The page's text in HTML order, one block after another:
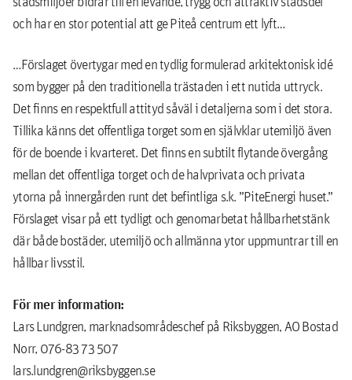
och har en stor potential att ge Piteå centrum ett lyft…
…Förslaget övertygar med en tydlig formulerad arkitektonisk idé
som bygger på den traditionella trästaden i ett nutida uttryck.
Det finns en respektfull attityd såväl i detaljerna som i det stora.
Tillika känns det offentliga torget som en självklar utemiljö även
för de boende i kvarteret. Det finns en subtilt flytande övergång
mellan det offentliga torget och de halvprivata och privata
ytorna på innergården runt det befintliga s.k. ”PiteEnergi huset.”
Förslaget visar på ett tydligt och genomarbetat hållbarhetstänk
där både bostäder, utemiljö och allmänna ytor uppmuntrar till en
hållbar livsstil.
För mer information:
Lars Lundgren, marknadsområdeschef på Riksbyggen, AO Bostad
Norr, 076-83 73 507
lars.lundgren@riksbyggen.se